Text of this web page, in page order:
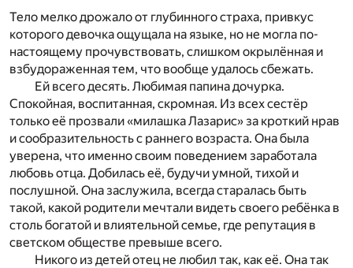
Тело мелко дрожало от глубинного страха, привкус
которого девочка ощущала на языке, но не могла по-
настоящему прочувствовать, слишком окрылённая и
взбудораженная тем, что вообще удалось сбежать.
Ей всего десять. Любимая папина дочурка.
Спокойная, воспитанная, скромная. Из всех сестёр
только её прозвали «милашка Лазарис» за кроткий нрав
и сообразительность с раннего возраста. Она была
уверена, что именно своим поведением заработала
любовь отца. Добилась её, будучи умной, тихой и
послушной. Она заслужила, всегда старалась быть
такой, какой родители мечтали видеть своего ребёнка в
столь богатой и влиятельной семье, где репутация в
светском обществе превыше всего.
Никого из детей отец не любил так, как её. Она так